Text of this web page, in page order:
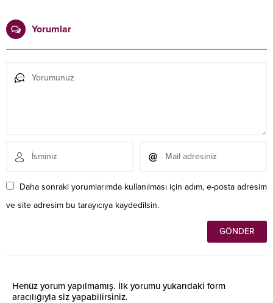
Yorumlar
Daha sonraki yorumlarımda kullanılması için adım, e-posta adresim
ve site adresim bu tarayıcıya kaydedilsin.
Henüz yorum yapılmamış. İlk yorumu yukarıdaki form
aracılığıyla siz yapabilirsiniz.